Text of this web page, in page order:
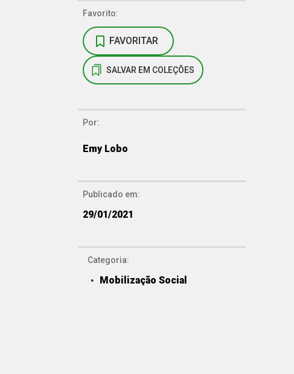
Favorito:
FAVORITAR
SALVAR EM COLEÇÕES
Por:
Emy Lobo
Publicado em:
29/01/2021
Categoria:
Mobilização Social